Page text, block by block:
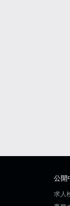
公開
求人